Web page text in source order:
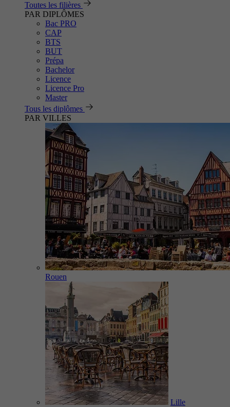
Toutes les filières
PAR DIPLÔMES
Bac PRO
CAP
BTS
BUT
Prépa
Bachelor
Licence
Licence Pro
Master
Tous les diplômes
PAR VILLES
Rouen
Lille